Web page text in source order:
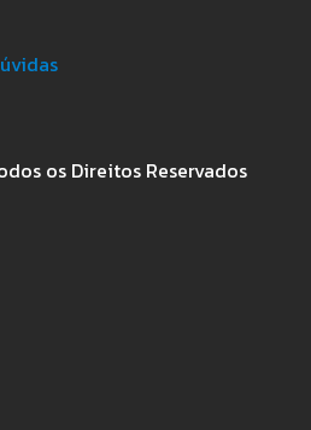
os Direitos Reservados